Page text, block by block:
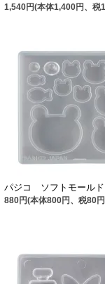
1,540円(本体1,400円、税
パジコ ソフトモール
880円(本体800円、税80